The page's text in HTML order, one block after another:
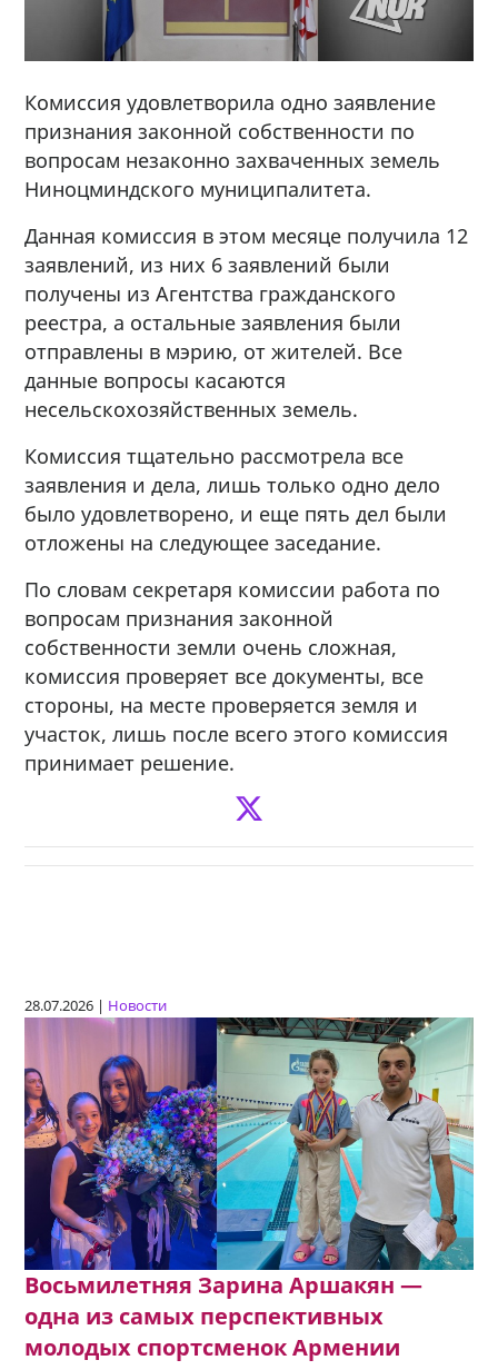
Комиссия удовлетворила одно заявление
признания законной собственности по
вопросам незаконно захваченных земель
Ниноцминдского муниципалитета.
Данная комиссия в этом месяце получила 12
заявлений, из них 6 заявлений были
получены из Агентства гражданского
реестра, а остальные заявления были
отправлены в мэрию, от жителей. Все
данные вопросы касаются
несельскохозяйственных земель.
Комиссия тщательно рассмотрела все
заявления и дела, лишь только одно дело
было удовлетворено, и еще пять дел были
отложены на следующее заседание.
По словам секретаря комиссии работа по
вопросам признания законной
собственности земли очень сложная,
комиссия проверяет все документы, все
стороны, на месте проверяется земля и
участок, лишь после всего этого комиссия
принимает решение.
28.07.2026 | Новости
Восьмилетняя Зарина Аршакян —
одна из самых перспективных
молодых спортсменок Армении